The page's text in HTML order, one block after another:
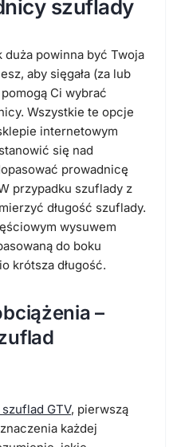
szuflady
powinna być Twoja
aby sięgała (za lub
Ci wybrać
Wszystkie te opcje
internetowym
się nad
prowadnicę
przypadku szuflady z
długość szuflady.
wysuwem
do boku
krótsza długość.
–
GTV, pierwszą
każdej